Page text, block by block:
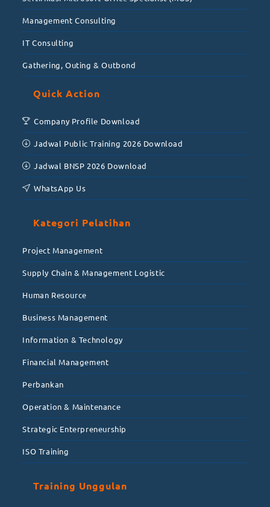
Management Consulting
IT Consulting
Gathering, Outing & Outbond
Quick Action
Company Profile Download
Jadwal Public Training 2026 Download
Jadwal BNSP 2026 Download
WhatsApp Us
Kategori Pelatihan
Project Management
Supply Chain & Management Logistic
Human Resource
Business Management
Information & Technology
Financial Management
Perbankan
Operation & Maintenance
Strategic Enterpreneurship
ISO Training
Training Unggulan